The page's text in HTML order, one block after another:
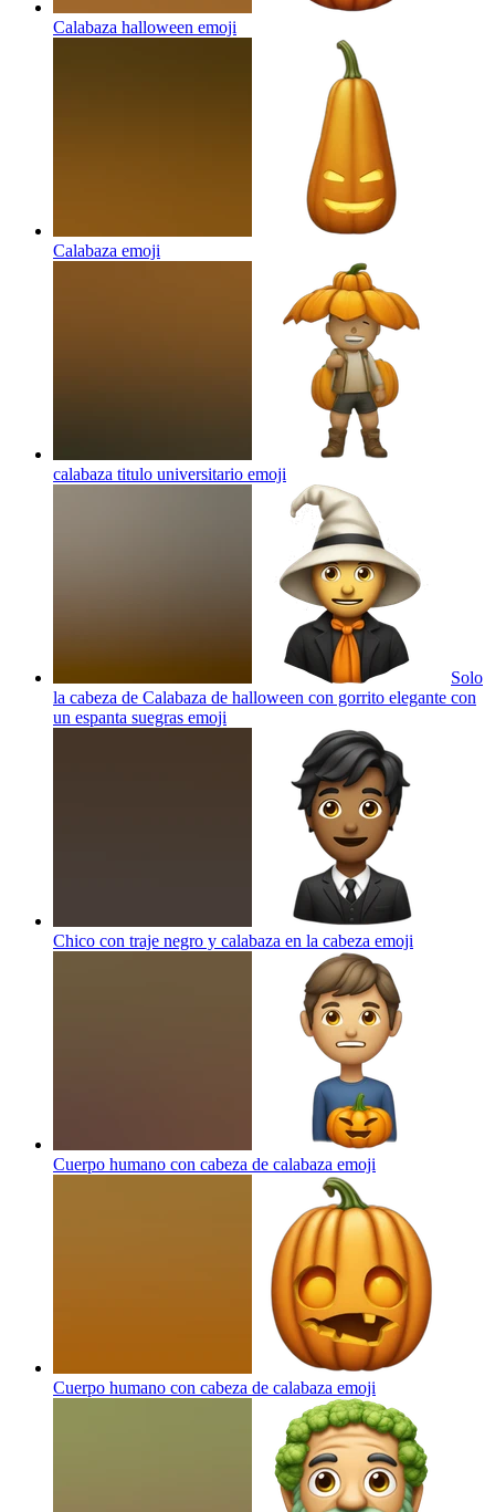
Calabaza halloween emoji
Calabaza emoji
calabaza titulo universitario emoji
Solo
la cabeza de Calabaza de halloween con gorrito elegante con
un espanta suegras emoji
Chico con traje negro y calabaza en la cabeza emoji
Cuerpo humano con cabeza de calabaza emoji
Cuerpo humano con cabeza de calabaza emoji